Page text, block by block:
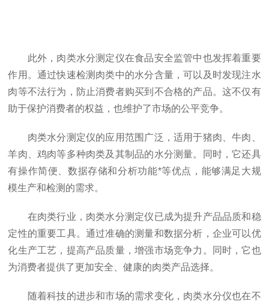
此外，肉类水分测定仪在食品安全监管中也发挥着重要
作用。通过快速检测肉类中的水分含量，可以及时发现注水
肉等不法行为，防止消费者购买到不合格的产品。这不仅有
助于保护消费者的权益，也维护了市场的公平竞争。
肉类水分测定仪的应用范围广泛，适用于猪肉、牛肉、
羊肉、鸡肉等多种肉类及其制品的水分测量。同时，它还具
有操作简便、数据存储和分析功能*等优点，能够满足大规
模生产和检测的需求。
在肉类行业，肉类水分测定仪已成为提升产品品质和稳
定性的重要工具。通过准确的测量和数据分析，企业可以优
化生产工艺，提高产品质量，增强市场竞争力。同时，它也
为消费者提供了更加安全、健康的肉类产品选择。
随着科技的进步和市场的需求变化，肉类水分仪也在不